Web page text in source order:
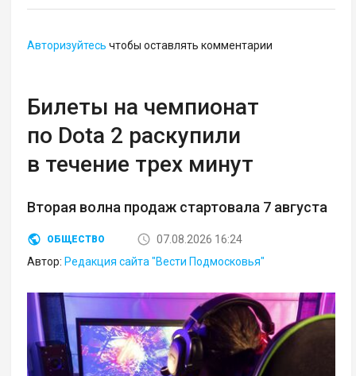
Авторизуйтесь чтобы оставлять комментарии
Билеты на чемпионат
по Dota 2 раскупили
в течение трех минут
Вторая волна продаж стартовала 7 августа
ОБЩЕСТВО
07.08.2026 16:24
Автор: Редакция сайта "Вести Подмосковья"